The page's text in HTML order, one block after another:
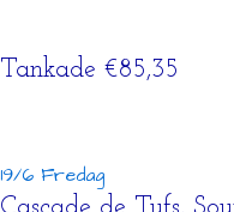
Tankade €85,35
19/6 Fredag